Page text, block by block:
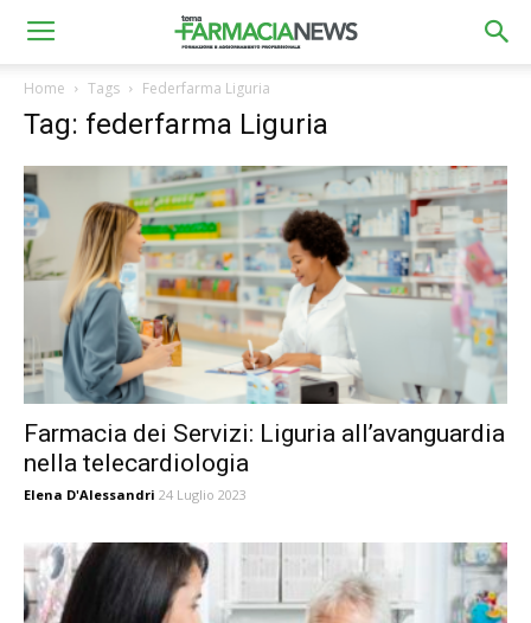
Home Tags Federfarma Liguria
Tag: federfarma Liguria
Farmacia dei Servizi: Liguria all’avanguardia
nella telecardiologia
Elena D'Alessandri 24 Luglio 2023